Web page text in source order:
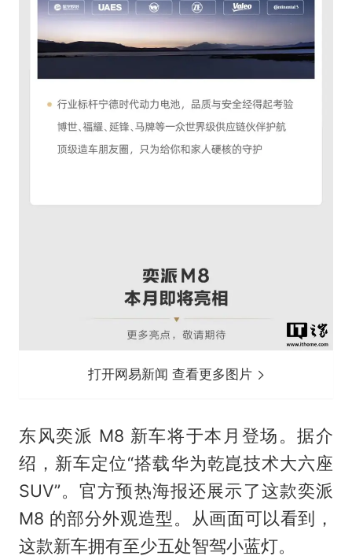
打开网易新闻 查看更多图片
东风奕派 M8 新车将于本月登场。据介
绍，新车定位“搭载华为乾崑技术大六座
SUV”。官方预热海报还展示了这款奕派
M8 的部分外观造型。从画面可以看到，
这款新车拥有至少五处智驾小蓝灯。